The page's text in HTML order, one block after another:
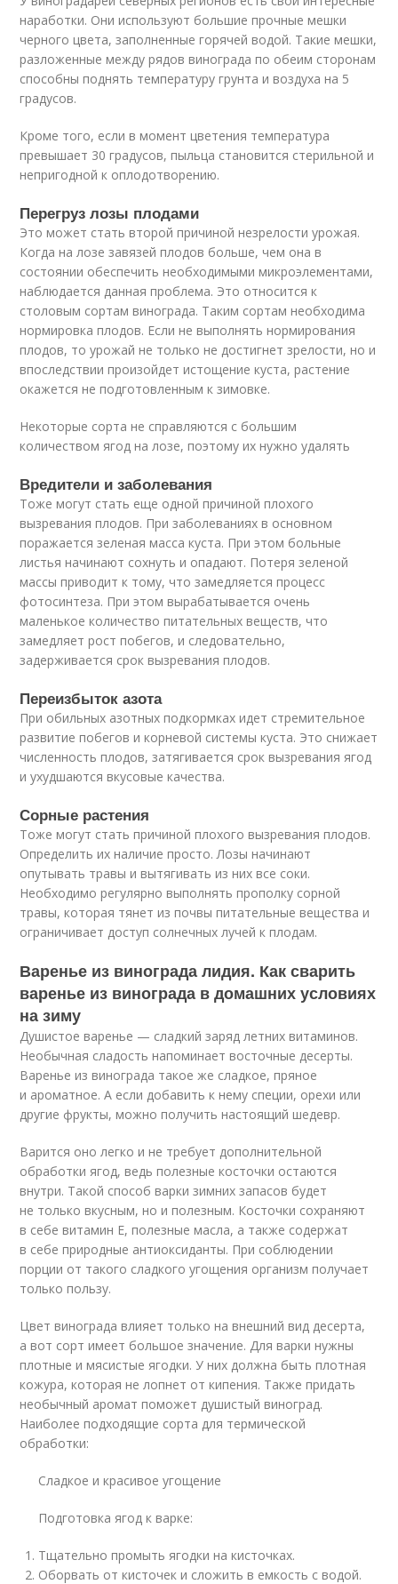
наработки. Они используют большие прочные мешки
черного цвета, заполненные горячей водой. Такие мешки,
разложенные между рядов винограда по обеим сторонам
способны поднять температуру грунта и воздуха на 5
градусов.
Кроме того, если в момент цветения температура
превышает 30 градусов, пыльца становится стерильной и
непригодной к оплодотворению.
Перегруз лозы плодами
Это может стать второй причиной незрелости урожая.
Когда на лозе завязей плодов больше, чем она в
состоянии обеспечить необходимыми микроэлементами,
наблюдается данная проблема. Это относится к
столовым сортам винограда. Таким сортам необходима
нормировка плодов. Если не выполнять нормирования
плодов, то урожай не только не достигнет зрелости, но и
впоследствии произойдет истощение куста, растение
окажется не подготовленным к зимовке.
Некоторые сорта не справляются с большим
количеством ягод на лозе, поэтому их нужно удалять
Вредители и заболевания
Тоже могут стать еще одной причиной плохого
вызревания плодов. При заболеваниях в основном
поражается зеленая масса куста. При этом больные
листья начинают сохнуть и опадают. Потеря зеленой
массы приводит к тому, что замедляется процесс
фотосинтеза. При этом вырабатывается очень
маленькое количество питательных веществ, что
замедляет рост побегов, и следовательно,
задерживается срок вызревания плодов.
Переизбыток азота
При обильных азотных подкормках идет стремительное
развитие побегов и корневой системы куста. Это снижает
численность плодов, затягивается срок вызревания ягод
и ухудшаются вкусовые качества.
Сорные растения
Тоже могут стать причиной плохого вызревания плодов.
Определить их наличие просто. Лозы начинают
опутывать травы и вытягивать из них все соки.
Необходимо регулярно выполнять прополку сорной
травы, которая тянет из почвы питательные вещества и
ограничивает доступ солнечных лучей к плодам.
Варенье из винограда лидия. Как сварить
варенье из винограда в домашних условиях
на зиму
Душистое варенье — сладкий заряд летних витаминов.
Необычная сладость напоминает восточные десерты.
Варенье из винограда такое же сладкое, пряное
и ароматное. А если добавить к нему специи, орехи или
другие фрукты, можно получить настоящий шедевр.
Варится оно легко и не требует дополнительной
обработки ягод, ведь полезные косточки остаются
внутри. Такой способ варки зимних запасов будет
не только вкусным, но и полезным. Косточки сохраняют
в себе витамин Е, полезные масла, а также содержат
в себе природные антиоксиданты. При соблюдении
порции от такого сладкого угощения организм получает
только пользу.
Цвет винограда влияет только на внешний вид десерта,
а вот сорт имеет большое значение. Для варки нужны
плотные и мясистые ягодки. У них должна быть плотная
кожура, которая не лопнет от кипения. Также придать
необычный аромат поможет душистый виноград.
Наиболее подходящие сорта для термической
обработки:
Сладкое и красивое угощение
Подготовка ягод к варке:
Тщательно промыть ягодки на кисточках.
Оборвать от кисточек и сложить в емкость с водой.